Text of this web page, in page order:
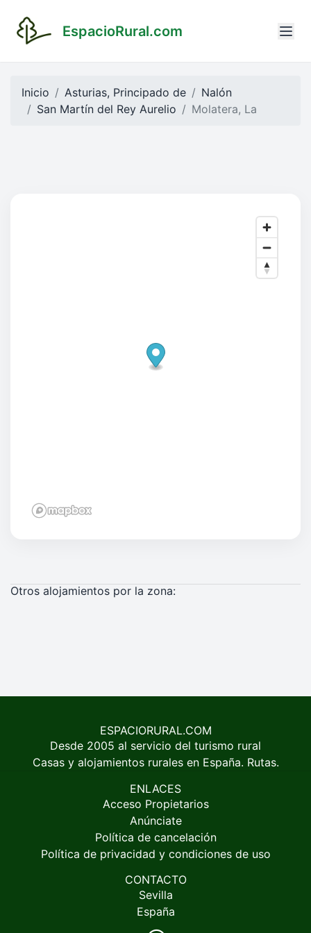
EspacioRural.com
Inicio Asturias, Principado de
Nalón
San Martín del Rey Aurelio
Molatera, La
Otros alojamientos por la zona:
ESPACIORURAL.COM
Desde 2005 al servicio del turismo rural
Casas y alojamientos rurales en España. Rutas.
ENLACES
Acceso Propietarios
Anúnciate
Política de cancelación
Política de privacidad y condiciones de uso
CONTACTO
Sevilla
España